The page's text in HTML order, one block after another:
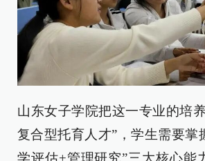
山东女子学院把这一专业的培
复合型托育人才”，学生需要掌
学评估+管理研究”三大核心能